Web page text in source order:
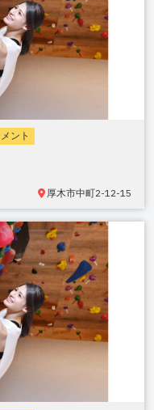
ント
厚木市中町2-12-15